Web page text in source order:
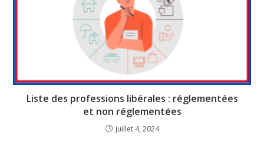
Liste des professions libérales : réglementées
et non réglementées
juillet 4, 2024